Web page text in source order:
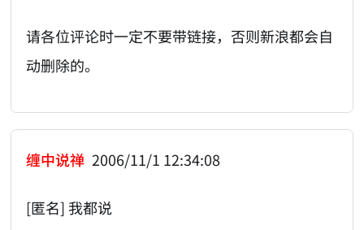
请各位评论时一定不要带链接，否则新浪都会自
动删除的。
缠中说禅 2006/11/1 12:34:08
[匿名] 我都说